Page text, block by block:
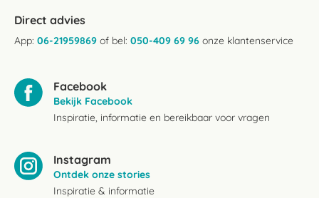
Direct advies
App: 06-21959869 of bel: 050-409 69 96 onze klantenservice
Facebook
Bekijk Facebook
Inspiratie, informatie en bereikbaar voor vragen
Instagram
Ontdek onze stories
Inspiratie & informatie